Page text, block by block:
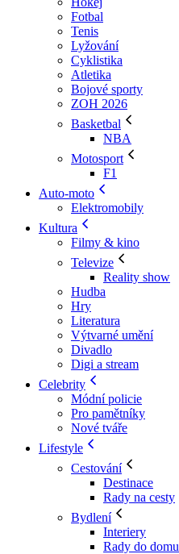
Fotbal
Tenis
Lyžování
Cyklistika
Atletika
Bojové sporty
ZOH 2026
Basketbal
NBA
Motosport
F1
Auto-moto
Elektromobily
Kultura
Filmy & kino
Televize
Reality show
Hudba
Hry
Literatura
Výtvarné umění
Divadlo
Digi a stream
Celebrity
Módní policie
Pro pamětníky
Nové tváře
Lifestyle
Cestování
Destinace
Rady na cesty
Bydlení
Interiery
Rady do domu